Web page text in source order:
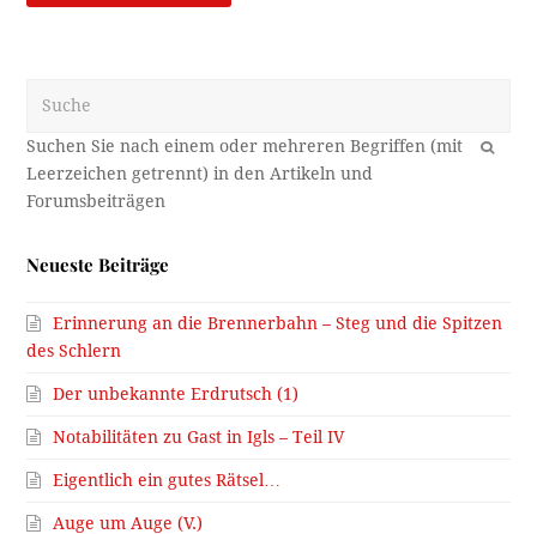
OK
Neueste Beiträge
Erinnerung an die Brennerbahn – Steg und die Spitzen
des Schlern
Der unbekannte Erdrutsch (1)
Notabilitäten zu Gast in Igls – Teil IV
Eigentlich ein gutes Rätsel…
Auge um Auge (V.)